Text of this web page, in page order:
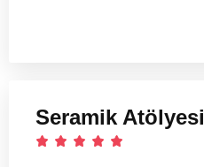
Seramik Atölyesi